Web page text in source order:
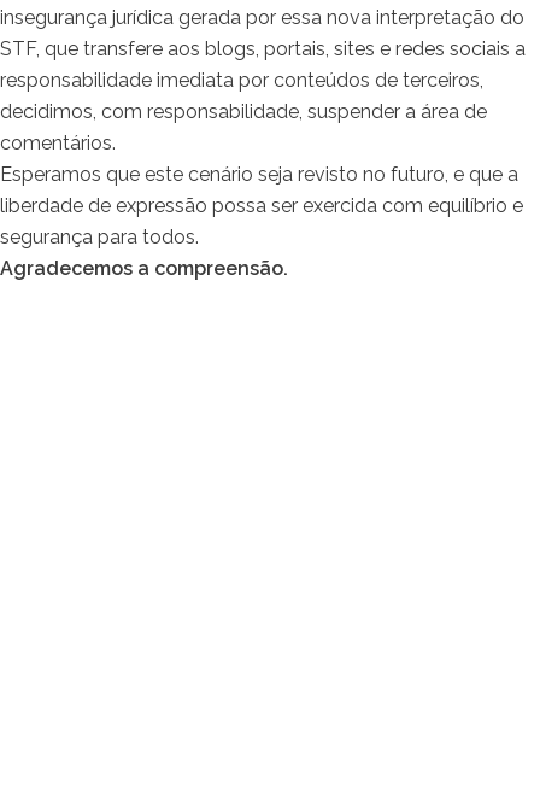
insegurança jurídica gerada por essa nova interpretação do
STF, que transfere aos blogs, portais, sites e redes sociais a
responsabilidade imediata por conteúdos de terceiros,
decidimos, com responsabilidade, suspender a área de
comentários.
Esperamos que este cenário seja revisto no futuro, e que a
liberdade de expressão possa ser exercida com equilíbrio e
segurança para todos.
Agradecemos a compreensão.